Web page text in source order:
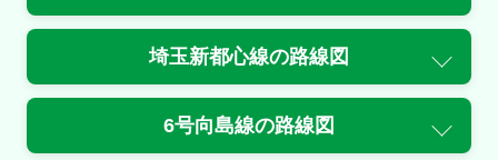
3号渋谷線<上/谷町>
通行止・規制の情報はありません。
3号渋谷線<下/用賀>
埼玉新都心線の路線図
6号向島線の路線図